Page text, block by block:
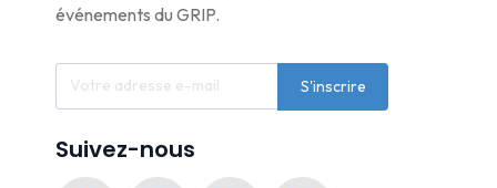
événements du GRIP.
S'inscrire
Suivez-nous